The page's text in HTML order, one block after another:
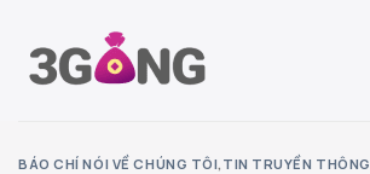
đến
BÁO CHÍ NÓI VỀ CHÚNG TÔI, TIN TRUYỀN THÔNG